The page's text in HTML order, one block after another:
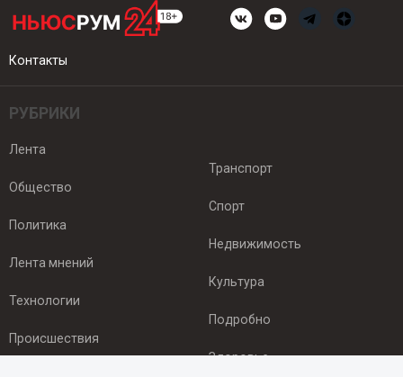
Контакты
РУБРИКИ
Лента
Общество
Политика
Лента мнений
Технологии
Происшествия
Транспорт
Спорт
Недвижимость
Культура
Подробно
Здоровье